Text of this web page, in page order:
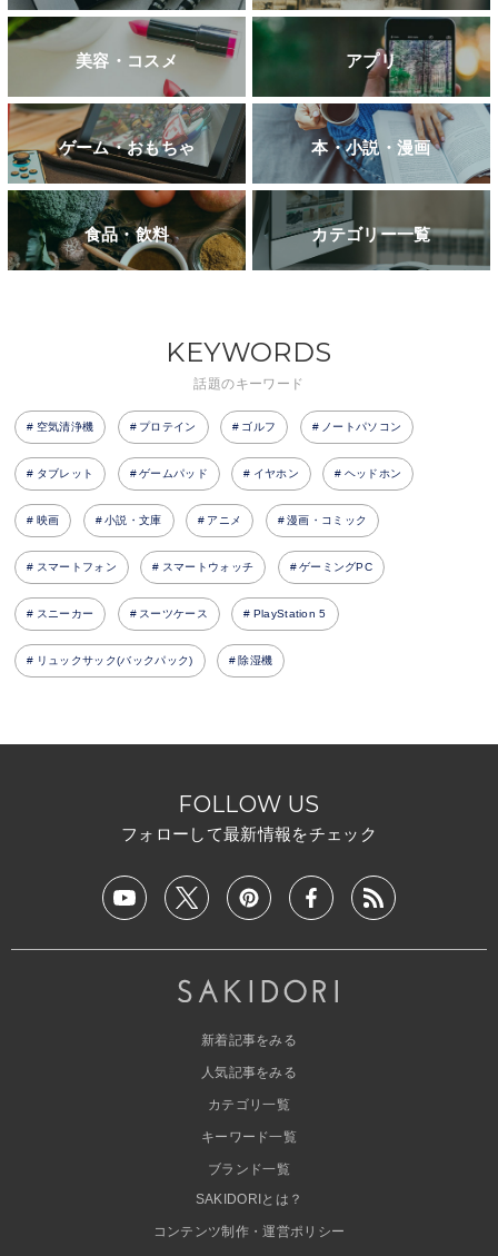
美容・コスメ アプリ
ゲーム・おもちゃ 本・小説・漫画
食品・飲料 カテゴリー一覧
KEYWORDS
話題のキーワード
空気清浄機 プロテイン ゴルフ ノートパソコン
タブレット ゲームパッド イヤホン ヘッドホン
映画 小説・文庫 アニメ 漫画・コミック
スマートフォン スマートウォッチ ゲーミングPC
スニーカー スーツケース PlayStation 5
リュックサック(バックパック) 除湿機
FOLLOW US
フォローして最新情報をチェック
新着記事をみる
人気記事をみる
カテゴリ一覧
キーワード一覧
ブランド一覧
SAKIDORIとは？
コンテンツ制作・運営ポリシー